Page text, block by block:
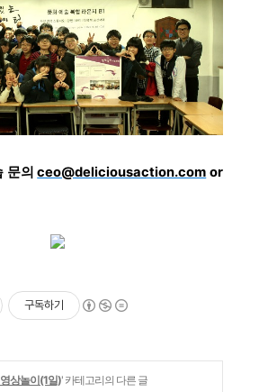
문의ceo@deliciousaction.com or
구독하기
상놀이(1일)' 카테고리의 다른 글